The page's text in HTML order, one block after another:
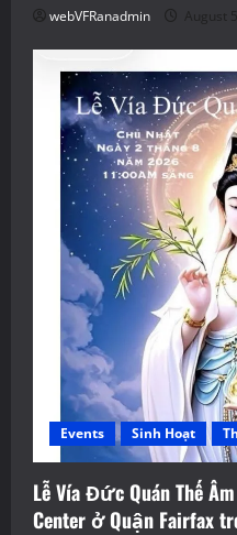
webVFRanadmin August
Events Sinh Hoạt
Lễ Vía Đức Quán Thế
Center ở Quận Fairfax